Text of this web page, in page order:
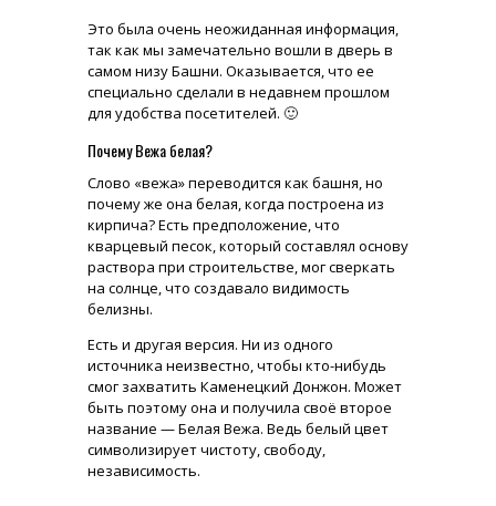
Это была очень неожиданная информация,
так как мы замечательно вошли в дверь в
самом низу Башни. Оказывается, что ее
специально сделали в недавнем прошлом
для удобства посетителей. 🙂
Почему Вежа белая?
Слово «вежа» переводится как башня, но
почему же она белая, когда построена из
кирпича? Есть предположение, что
кварцевый песок, который составлял основу
раствора при строительстве, мог сверкать
на солнце, что создавало видимость
белизны.
Есть и другая версия. Ни из одного
источника неизвестно, чтобы кто-нибудь
смог захватить Каменецкий Донжон. Может
быть поэтому она и получила своё второе
название — Белая Вежа. Ведь белый цвет
символизирует чистоту, свободу,
независимость.